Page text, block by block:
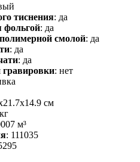
тиснения: да
фольгой: да
смолой: да
: да
: да
гравировки: нет
см
м³
: 111035